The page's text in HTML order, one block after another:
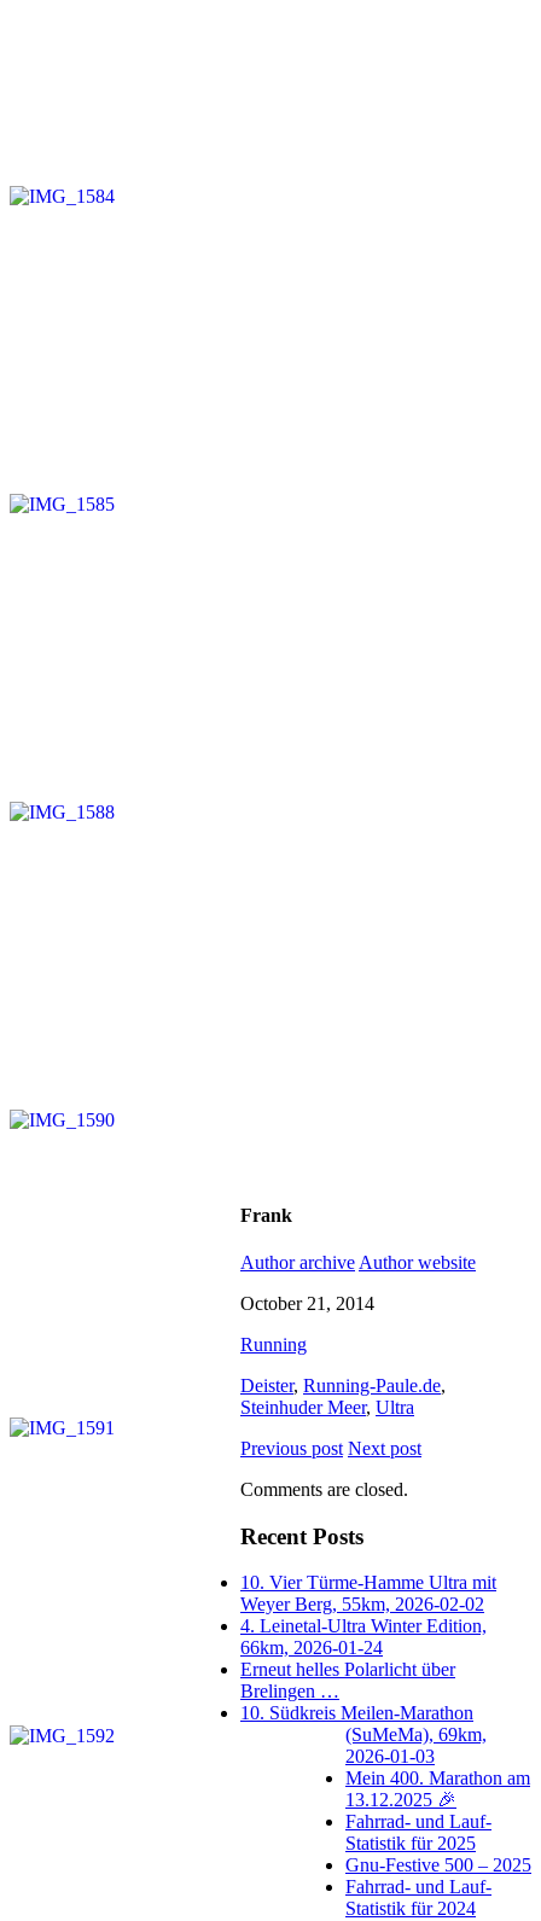
Frank
Author archive Author website
October 21, 2014
Running
Deister, Running-Paule.de,
Steinhuder Meer, Ultra
Previous post Next post
Comments are closed.
Recent Posts
10. Vier Türme-Hamme Ultra mit
Weyer Berg, 55km, 2026-02-02
4. Leinetal-Ultra Winter Edition,
66km, 2026-01-24
Erneut helles Polarlicht über
Brelingen …
10. Südkreis Meilen-Marathon
(SuMeMa), 69km,
2026-01-03
Mein 400. Marathon am
13.12.2025 🎉
Fahrrad- und Lauf-
Statistik für 2025
Gnu-Festive 500 – 2025
Fahrrad- und Lauf-
Statistik für 2024